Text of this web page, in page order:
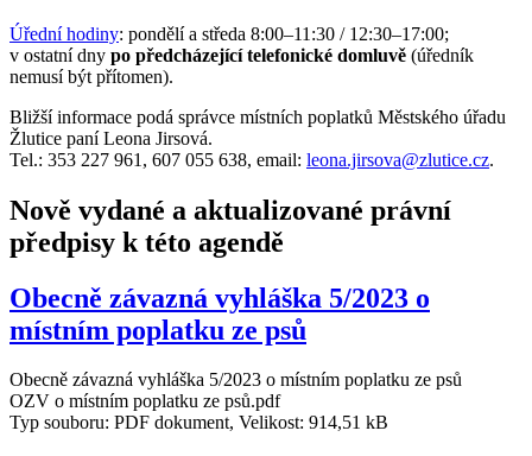
Úřední hodiny: pondělí a středa 8:00–11:30 / 12:30–17:00;
v ostatní dny po předcházející telefonické domluvě (úředník
nemusí být přítomen).
Bližší informace podá správce místních poplatků Městského úřadu
Žlutice paní Leona Jirsová.
Tel.: 353 227 961, 607 055 638, email: leona.jirsova@zlutice.cz.
Nově vydané a aktualizované právní
předpisy k této agendě
Obecně závazná vyhláška 5/2023 o
místním poplatku ze psů
Obecně závazná vyhláška 5/2023 o místním poplatku ze psů
OZV o místním poplatku ze psů.pdf
Typ souboru: PDF dokument, Velikost: 914,51 kB